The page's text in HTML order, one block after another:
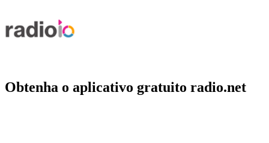
Obtenha o aplicativo gratuito radio.net